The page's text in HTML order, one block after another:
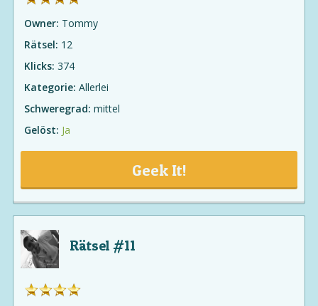
Owner: Tommy
Rätsel: 12
Klicks: 374
Kategorie: Allerlei
Schweregrad: mittel
Gelöst: Ja
Geek It!
Rätsel #11